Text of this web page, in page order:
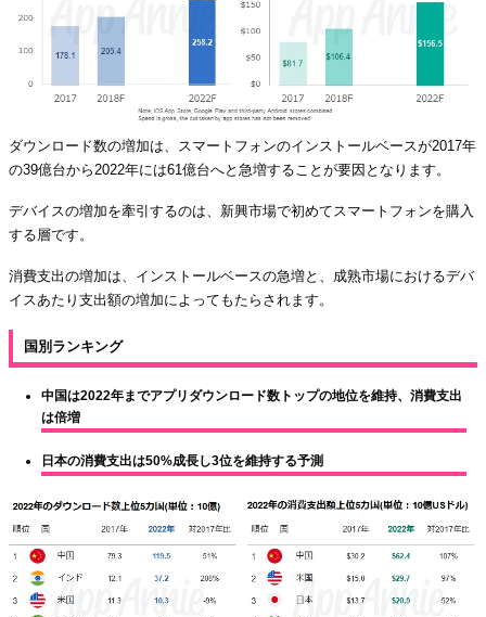
ダウンロード数の増加は、スマートフォンのインストールベースが2017年
の39億台から2022年には61億台へと急増することが要因となります。
デバイスの増加を牽引するのは、新興市場で初めてスマートフォンを購入
する層です。
消費支出の増加は、インストールベースの急増と、成熟市場におけるデバ
イスあたり支出額の増加によってもたらされます。
国別ランキング
中国は2022年までアプリダウンロード数トップの地位を維持、消費支出
は倍増
日本の消費支出は50%成長し3位を維持する予測